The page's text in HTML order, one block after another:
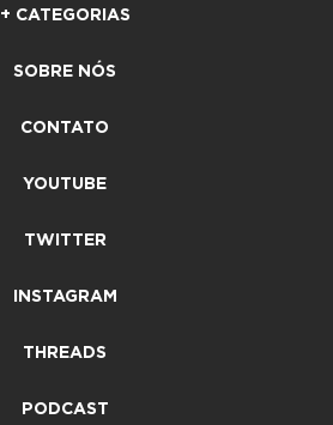
+ CATEGORIAS
SOBRE NÓS
CONTATO
YOUTUBE
TWITTER
INSTAGRAM
THREADS
PODCAST